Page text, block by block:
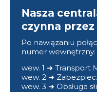
Nasza
czynna przez
Po nawiązaniu
numer wewnętrzny:
wew. 1 ➜ Transport
wew. 2 ➜
wew. 3 ➜ Obsługa